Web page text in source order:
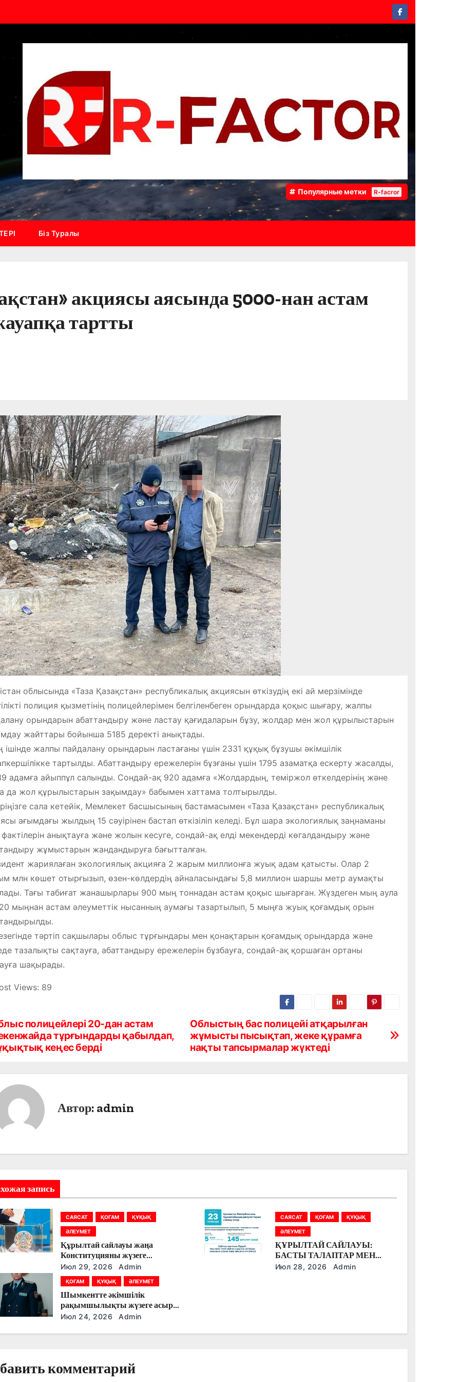
Популярные метки R-facror
Біз Туралы
акциясы аясында 5000-нан астам
тартты
облысында «Таза Қазақстан» республикалық акциясын өткізудің екі ай мерзімінде
полиция қызметінің полицейлерімен белгіленбеген орындарда қоқыс шығару, жалпы
орындарын абаттандыру және ластау қағидаларын бұзу, жолдар мен жол құрылыстарын
жайттары бойынша 5185 деректі анықтады.
ішінде жалпы пайдалану орындарын ластағаны үшін 2331 құқық бұзушы әкімшілік
тартылды. Абаттандыру ережелерін бұзғаны үшін 1795 азаматқа ескерту жасалды,
адамға айыппұл салынды. Сондай-ақ 920 адамға «Жолдардың, теміржол өткелдерінің және
да жол құрылыстарын зақымдау» бабымен хаттама толтырылды.
сала кетейік, Мемлекет басшысының бастамасымен «Таза Қазақстан» республикалық
ағымдағы жылдың 15 сәуірінен бастап өткізіліп келеді. Бұл шара экологиялық заңнаманы
анықтауға және жолын кесуге, сондай-ақ елді мекендерді көгалдандыру және
жұмыстарын жандандыруға бағытталған.
жариялаған экологиялық акцияға 2 жарым миллионға жуық адам қатысты. Олар 2
млн көшет отырғызып, өзен-көлдердің айналасындағы 5,8 миллион шаршы метр аумақты
Тағы табиғат жанашырлары 900 мың тоннадан астам қоқыс шығарған. Жүздеген мың аула
мыңнан астам әлеуметтік нысанның аумағы тазартылып, 5 мыңға жуық қоғамдық орын
тәртіп сақшылары облыс тұрғындары мен қонақтарын қоғамдық орындарда және
тазалықты сақтауға, абаттандыру ережелерін бұзбауға, сондай-ақ қоршаған ортаны
шақырады.
Views: 89
Облыстың бас полицейі атқарылған
жұмысты пысықтап, жеке құрамға
нақты тапсырмалар жүктеді
полицейлері 20-дан астам
тұрғындарды қабылдап,
кеңес берді
Автор: admin
запись
САЯСАТ ҚОҒАМ ҚҰҚЫҚ
ӘЛЕУМЕТ
Құрылтай сайлауы жаңа
Конституцияны жүзеге
асырудың алғашқы кезеңі
болады
Июл 29, 2026 Admin
САЯСАТ ҚОҒАМ ҚҰҚЫҚ
ӘЛЕУМЕТ
ҚҰРЫЛТАЙ САЙЛАУЫ:
БАСТЫ ТАЛАПТАР МЕН
ЕРЕКШЕЛІКТЕР
Июл 28, 2026 Admin
ҚОҒАМ ҚҰҚЫҚ ӘЛЕУМЕТ
Шымкентте әкімшілік
рақымшылықты жүзеге асыру
қорытындылары шығарылды
Июл 24, 2026 Admin
комментарий